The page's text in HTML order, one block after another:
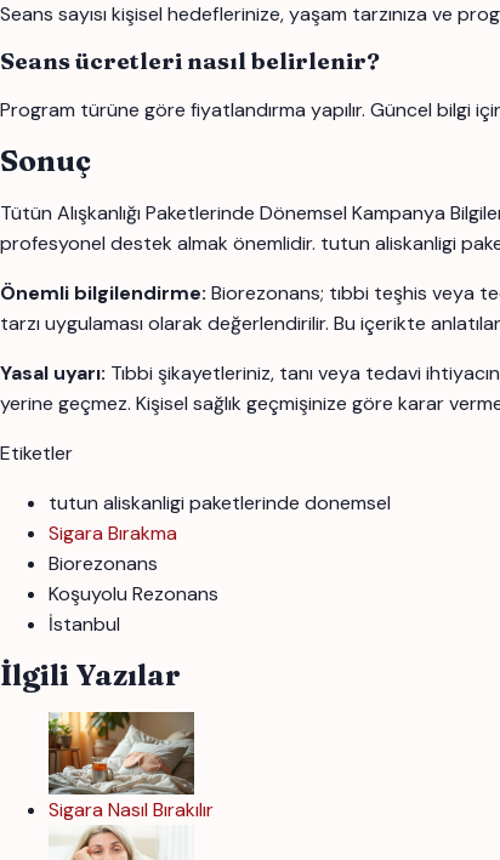
Seans sayısı kişisel hedeflerinize, yaşam tarzınıza ve
Seans ücretleri nasıl belirlenir?
Program türüne göre fiyatlandırma yapılır. Güncel bilgi
Sonuç
Tütün Alışkanlığı Paketlerinde Dönemsel Kampanya
profesyonel destek almak önemlidir. tutun aliskanligi
Önemli bilgilendirme: Biorezonans; tıbbi teşhis veya
tarzı uygulaması olarak değerlendirilir. Bu içerikte
Yasal uyarı: Tıbbi şikayetleriniz, tanı veya tedavi
yerine geçmez. Kişisel sağlık geçmişinize göre karar
Etiketler
tutun aliskanligi paketlerinde donemsel
Sigara Bırakma
Biorezonans
Koşuyolu Rezonans
İstanbul
İlgili Yazılar
Sigara Nasıl Bırakılır